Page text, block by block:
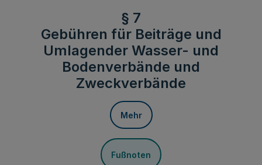
§ 7
Gebühren für Beiträge und
Umlagender Wasser- und
Bodenverbände und
Zweckverbände
Mehr
Fußnoten